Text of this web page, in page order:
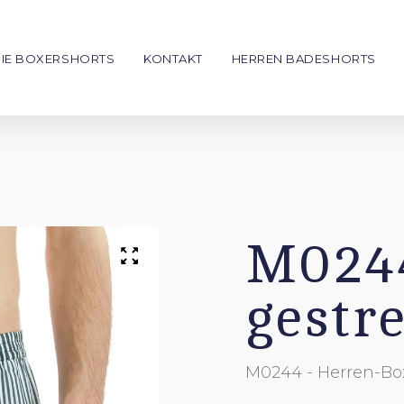
Gutschein
BOXERSHORTS KONTAKT HERREN BADESHORTS
M0244 - Herren-